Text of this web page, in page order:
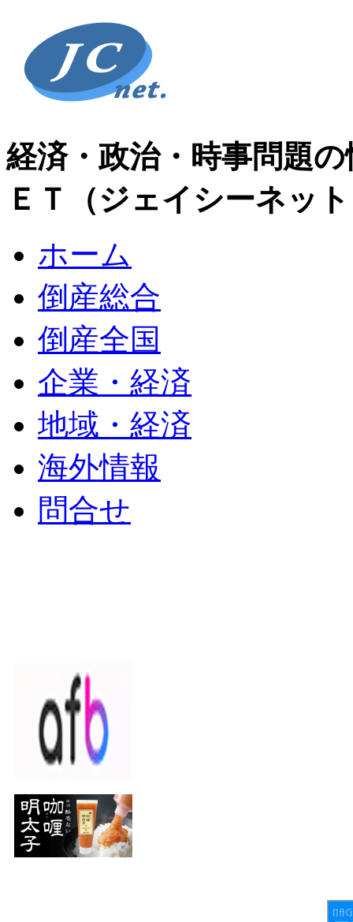
経済・政治・時事問題
ＥＴ（ジェイシーネッ
ホーム
倒産総合
倒産全国
企業・経済
地域・経済
海外情報
問合せ